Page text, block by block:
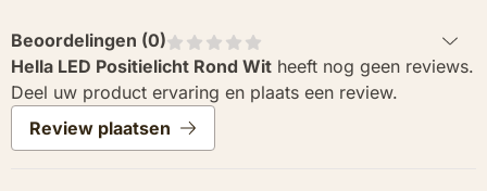
Beoordelingen (0)
Hella LED Positielicht Rond Wit heeft nog geen reviews.
Deel uw product ervaring en plaats een review.
Review plaatsen